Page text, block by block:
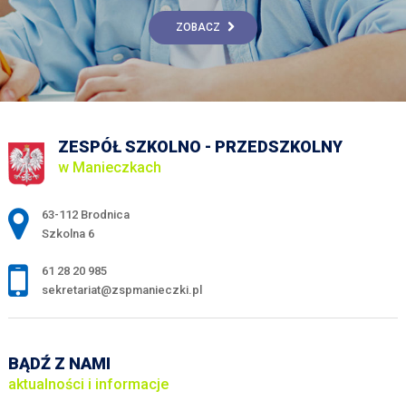
ZOBACZ
ZESPÓŁ SZKOLNO - PRZEDSZKOLNY
w Manieczkach
Adres pocztowy:
63-112 Brodnica
Szkolna 6
61 28 20 985
sekretariat@zspmanieczki.pl
BĄDŹ Z NAMI
aktualności i informacje